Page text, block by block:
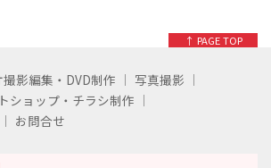
↑ PAGE TOP
影編集・DVD制作
写真撮影
ショップ・チラシ制作
お問合せ